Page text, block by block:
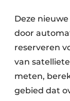
Deze
door
reserveren
van
meten,
gebied dat